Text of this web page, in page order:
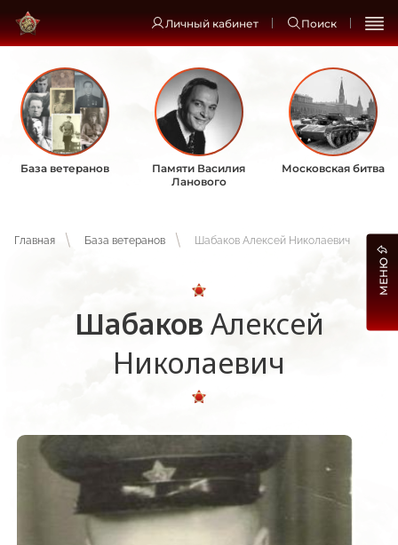
Личный кабинет Поиск
База ветеранов
Памяти Василия
Ланового
Московская битва
Главная База ветеранов Шабаков Алексей Николаевич
Шабаков Алексей
Николаевич
МЕНЮ